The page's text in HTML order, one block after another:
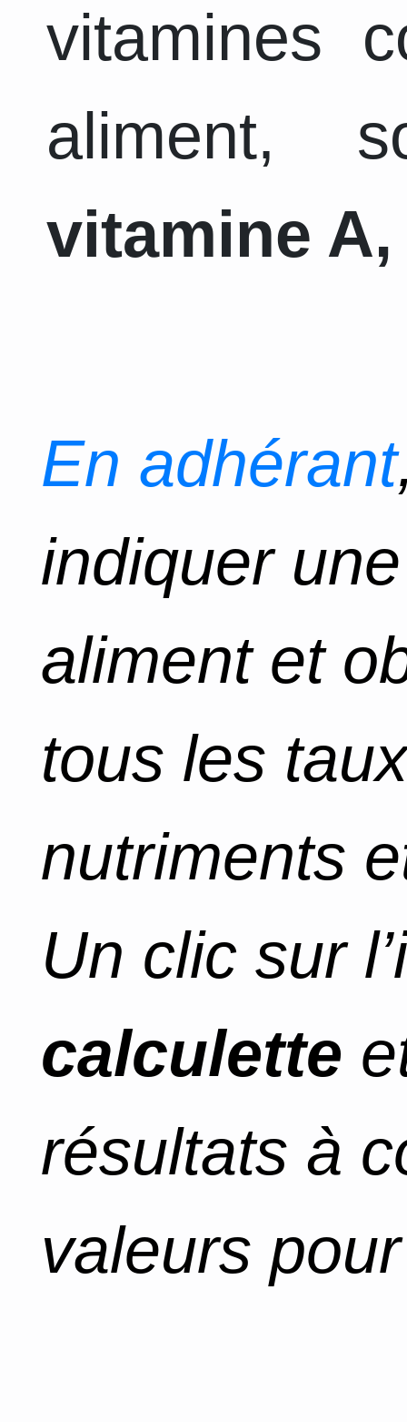
vitamines
aliment,
vitamine A,
En adhérant
indiquer
aliment et
tous les
nutriments
Un clic sur
calculette
résultats à
valeurs